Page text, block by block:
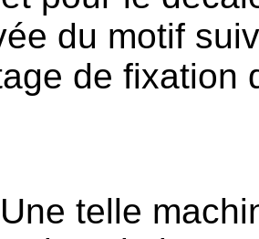
du motif
de fixation
Une telle